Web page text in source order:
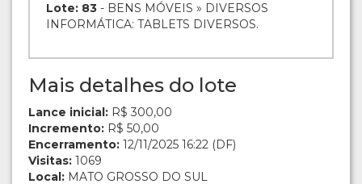
Lote: 83 - BENS MÓVEIS » DIVERSOS
INFORMÁTICA: TABLETS DIVERSOS.
Mais detalhes do lote
Lance inicial: R$ 300,00
Incremento: R$ 50,00
Encerramento: 12/11/2025 16:22 (DF)
Visitas: 1069
Local: MATO GROSSO DO SUL